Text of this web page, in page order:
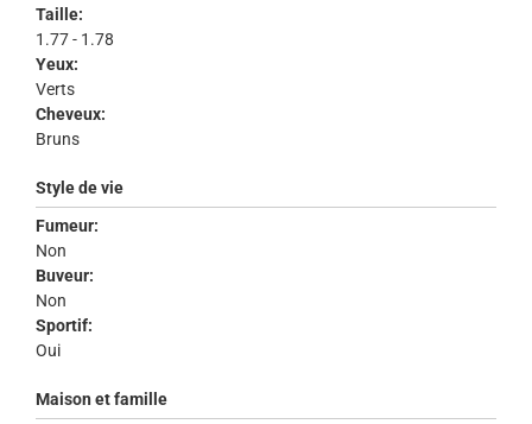
Taille:
1.77 - 1.78
Yeux:
Verts
Cheveux:
Bruns
Style de vie
Fumeur:
Non
Buveur:
Non
Sportif:
Oui
Maison et famille